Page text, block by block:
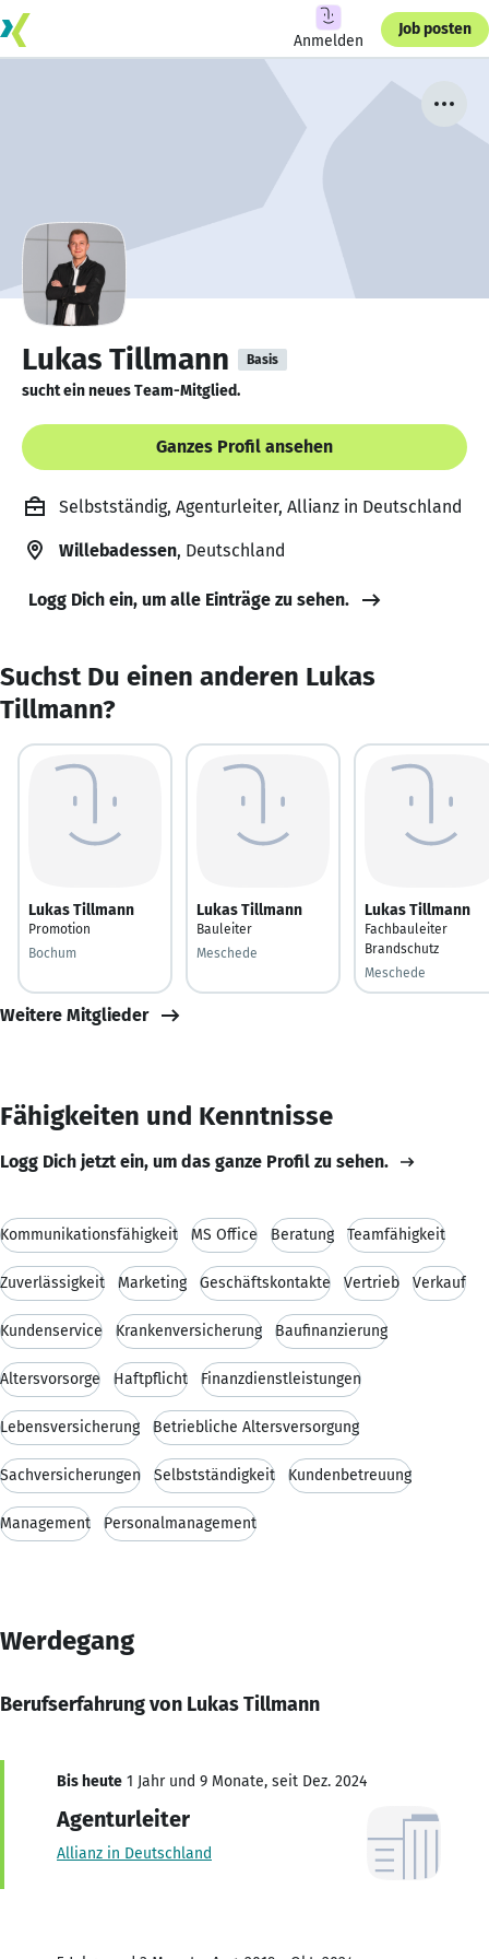
Anmelden
Job posten
Lukas Tillmann Basis
sucht ein neues Team-Mitglied.
Ganzes Profil ansehen
Selbstständig, Agenturleiter, Allianz in Deutschland
Willebadessen, Deutschland
Logg Dich ein, um alle Einträge zu sehen.
Suchst Du einen anderen Lukas
Tillmann?
Lukas Tillmann
Promotion
Bochum
Lukas Tillmann
Bauleiter
Meschede
Lukas Tillmann
Fachbauleiter
Brandschutz
Meschede
Weitere Mitglieder
Fähigkeiten und Kenntnisse
Logg Dich jetzt ein, um das ganze Profil zu sehen.
Kommunikationsfähigkeit MS Office Beratung Teamfähigkeit
Zuverlässigkeit Marketing Geschäftskontakte Vertrieb Verkauf
Kundenservice Krankenversicherung Baufinanzierung
Altersvorsorge Haftpflicht Finanzdienstleistungen
Lebensversicherung Betriebliche Altersversorgung
Sachversicherungen Selbstständigkeit Kundenbetreuung
Management Personalmanagement
Werdegang
Berufserfahrung von Lukas Tillmann
Bis heute 1 Jahr und 9 Monate, seit Dez. 2024
Agenturleiter
Allianz in Deutschland